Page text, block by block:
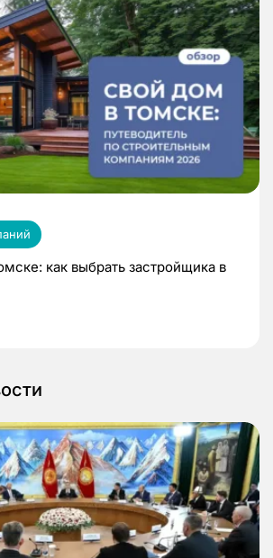
как выбрать застройщика в